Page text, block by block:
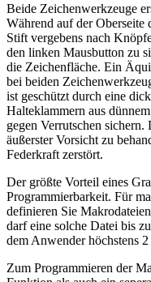
Beide Zeichenwerkzeuge
Während auf der Oberseite
Stift vergebens nach
den linken Mausbutton zu
die Zeichenfläche. Ein
bei beiden
ist geschützt durch eine
Halteklammern aus
gegen Verrutschen
äußerster Vorsicht zu
Federkraft zerstört.
Der größte Vorteil eines
Programmierbarkeit. Für
definieren Sie
darf eine solche Datei bis
dem Anwender höchstens
Zum Programmieren der